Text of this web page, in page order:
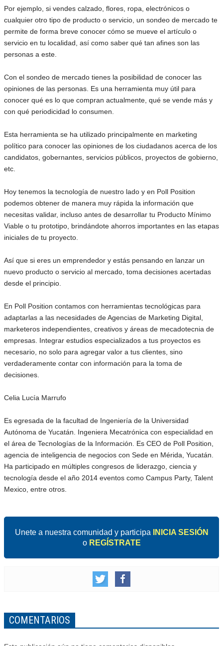
Por ejemplo, si vendes calzado, flores, ropa, electrónicos o
cualquier otro tipo de producto o servicio, un sondeo de mercado te
permite de forma breve conocer cómo se mueve el artículo o
servicio en tu localidad, así como saber qué tan afines son las
personas a este.
Con el sondeo de mercado tienes la posibilidad de conocer las
opiniones de las personas. Es una herramienta muy útil para
conocer qué es lo que compran actualmente, qué se vende más y
con qué periodicidad lo consumen.
Esta herramienta se ha utilizado principalmente en marketing
político para conocer las opiniones de los ciudadanos acerca de los
candidatos, gobernantes, servicios públicos, proyectos de gobierno,
etc.
Hoy tenemos la tecnología de nuestro lado y en Poll Position
podemos obtener de manera muy rápida la información que
necesitas validar, incluso antes de desarrollar tu Producto Mínimo
Viable o tu prototipo, brindándote ahorros importantes en las etapas
iniciales de tu proyecto.
Así que si eres un emprendedor y estás pensando en lanzar un
nuevo producto o servicio al mercado, toma decisiones acertadas
desde el principio.
En Poll Position contamos con herramientas tecnológicas para
adaptarlas a las necesidades de Agencias de Marketing Digital,
marketeros independientes, creativos y áreas de mecadotecnia de
empresas. Integrar estudios especializados a tus proyectos es
necesario, no solo para agregar valor a tus clientes, sino
verdaderamente contar con información para la toma de
decisiones.
Celia Lucía Marrufo
Es egresada de la facultad de Ingeniería de la Universidad
Autónoma de Yucatán. Ingeniera Mecatrónica con especialidad en
el área de Tecnologías de la Información. Es CEO de Poll Position,
agencia de inteligencia de negocios con Sede en Mérida, Yucatán.
Ha participado en múltiples congresos de liderazgo, ciencia y
tecnología desde el año 2014 eventos como Campus Party, Talent
Mexico, entre otros.
Unete a nuestra comunidad y participa
INICIA SESIÓN
o REGÍSTRATE
COMENTARIOS